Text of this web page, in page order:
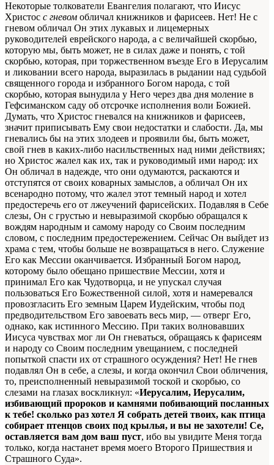
Некоторые толкователи Евангелия полагают, что Иисус
Христос с гневом обличал книжников и фарисеев. Нет! Не с
гневом обличал Он этих лукавых и лицемерных
руководителей еврейского народа, а с величайшей скорбью,
которую мы, быть может, не в силах даже и понять, с той
скорбью, которая, при торжественном въезде Его в Иерусалим
и ликовании всего народа, выразилась в рыдании над судьбой
священного города и избранного Богом народа, с той
скорбью, которая вынудила у Него через два дня моление в
Гефсиманском саду об отсрочке исполнения воли Божией.
Думать, что Христос гневался на книжников и фарисеев,
значит приписывать Ему свои недостатки и слабости. Да, мы
гневались бы на этих злодеев и проявили бы, быть может,
свой гнев в каких-либо насильственных над ними действиях;
но Христос жалел как их, так и руководимый ими народ: их
Он обличал в надежде, что они одумаются, раскаются и
отступятся от своих коварных замыслов, а обличал Он их
всенародно потому, что жалел этот темный народ и хотел
предостеречь его от лжеучений фарисейских. Подавляя в Себе
слезы, Он с грустью и невыразимой скорбью обращался к
вождям народным и самому народу со Своим последним
словом, с последним предостережением. Сейчас Он выйдет из
храма с тем, чтобы больше не возвращаться в него. Служение
Его как Мессии оканчивается. Избранный Богом народ,
которому было обещано пришествие Мессии, хотя и
принимал Его как Чудотворца, и не упускал случая
пользоваться Его Божественной силой, хотя и намеревался
провозгласить Его земным Царем Иудейским, чтобы под
предводительством Его завоевать весь мир, — отверг Его,
однако, как истинного Мессию. При таких волновавших
Иисуса чувствах мог ли Он гневаться, обращаясь к фарисеям
и народу со Своим последним увещанием, с последней
попыткой спасти их от страшного осуждения? Нет! Не гнев
подавлял Он в себе, а слезы, и когда окончил Свои обличения,
то, преисполненный невыразимой тоской и скорбью, со
слезами на глазах воскликнул: «Иерусалим, Иерусалим,
избивающий пророков и камнями побивающий посланных
к тебе! сколько раз хотел Я собрать детей твоих, как птица
собирает птенцов своих под крылья, и вы не захотели! Се,
оставляется вам дом ваш пуст, ибо вы увидите Меня тогда
только, когда настанет время моего Второго Пришествия и
Страшного Суда».